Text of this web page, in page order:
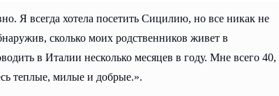
Я всегда хотела посетить Сицилию, но все никак не
сколько моих родственников живет в
в Италии несколько месяцев в году. Мне всего 40,
теплые, милые и добрые.».